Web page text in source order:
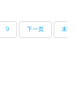
9 下一页
末